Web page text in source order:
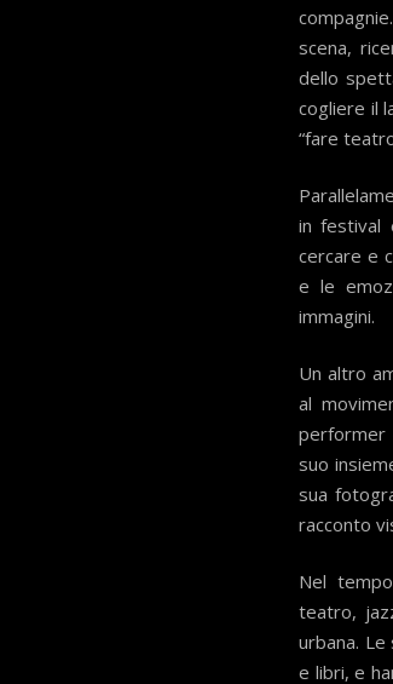
scena,
dello
cogliere il
“fare
in festival
cercare e
e le
immagini.
Un altro
al
performer
suo
sua
racconto
Nel
teatro,
urbana.
e libri, e